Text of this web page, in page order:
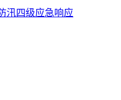
汛四级应急响应